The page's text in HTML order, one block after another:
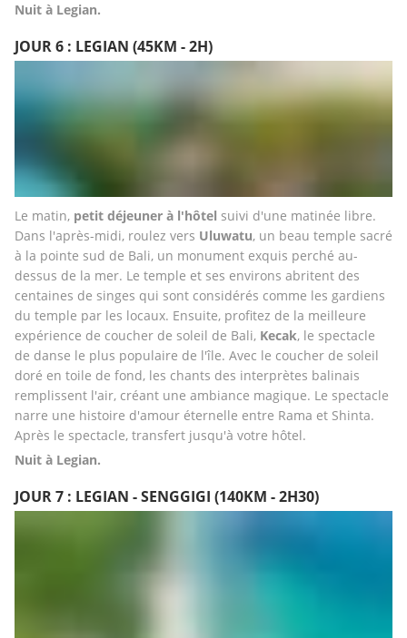
Nuit à Legian.
JOUR 6 : LEGIAN (45KM - 2H)
Le matin, petit déjeuner à l'hôtel suivi d'une matinée libre.
Dans l'après-midi, roulez vers Uluwatu, un beau temple sacré
à la pointe sud de Bali, un monument exquis perché au-
dessus de la mer. Le temple et ses environs abritent des
centaines de singes qui sont considérés comme les gardiens
du temple par les locaux. Ensuite, profitez de la meilleure
expérience de coucher de soleil de Bali, Kecak, le spectacle
de danse le plus populaire de l'île. Avec le coucher de soleil
doré en toile de fond, les chants des interprètes balinais
remplissent l'air, créant une ambiance magique. Le spectacle
narre une histoire d'amour éternelle entre Rama et Shinta.
Après le spectacle, transfert jusqu'à votre hôtel.
Nuit à Legian.
JOUR 7 : LEGIAN - SENGGIGI (140KM - 2H30)